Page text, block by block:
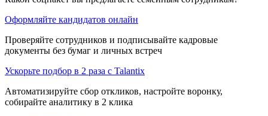
Оформляйте кандидатов онлайн
Проверяйте сотрудников и подписывайте кадровые
документы без бумаг и личных встреч
Ускорьте подбор в 2 раза с Talantix
Автоматизируйте сбор откликов, настройте воронку,
собирайте аналитику в 2 клика